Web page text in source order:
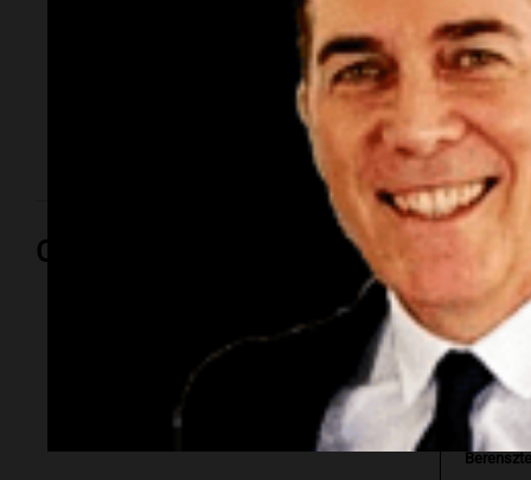
El Concejo Deliberante aprobó por unanimidad la
salida de Mabel Andrea Romanutti, quien se niega a
dejar el municipio. El conflicto podría llegar a la
Opinión
Por
Sergio